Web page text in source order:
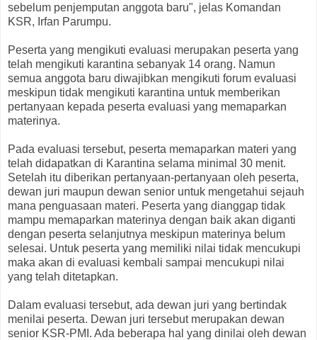
sebelum penjemputan anggota baru", jelas Komandan
KSR, Irfan Parumpu.
Peserta yang mengikuti evaluasi merupakan peserta yang
telah mengikuti karantina sebanyak 14 orang. Namun
semua anggota baru diwajibkan mengikuti forum evaluasi
meskipun tidak mengikuti karantina untuk memberikan
pertanyaan kepada peserta evaluasi yang memaparkan
materinya.
Pada evaluasi tersebut, peserta memaparkan materi yang
telah didapatkan di Karantina selama minimal 30 menit.
Setelah itu diberikan pertanyaan-pertanyaan oleh peserta,
dewan juri maupun dewan senior untuk mengetahui sejauh
mana penguasaan materi. Peserta yang dianggap tidak
mampu memaparkan materinya dengan baik akan diganti
dengan peserta selanjutnya meskipun materinya belum
selesai. Untuk peserta yang memiliki nilai tidak mencukupi
maka akan di evaluasi kembali sampai mencukupi nilai
yang telah ditetapkan.
Dalam evaluasi tersebut, ada dewan juri yang bertindak
menilai peserta. Dewan juri tersebut merupakan dewan
senior KSR-PMI. Ada beberapa hal yang dinilai oleh dewan